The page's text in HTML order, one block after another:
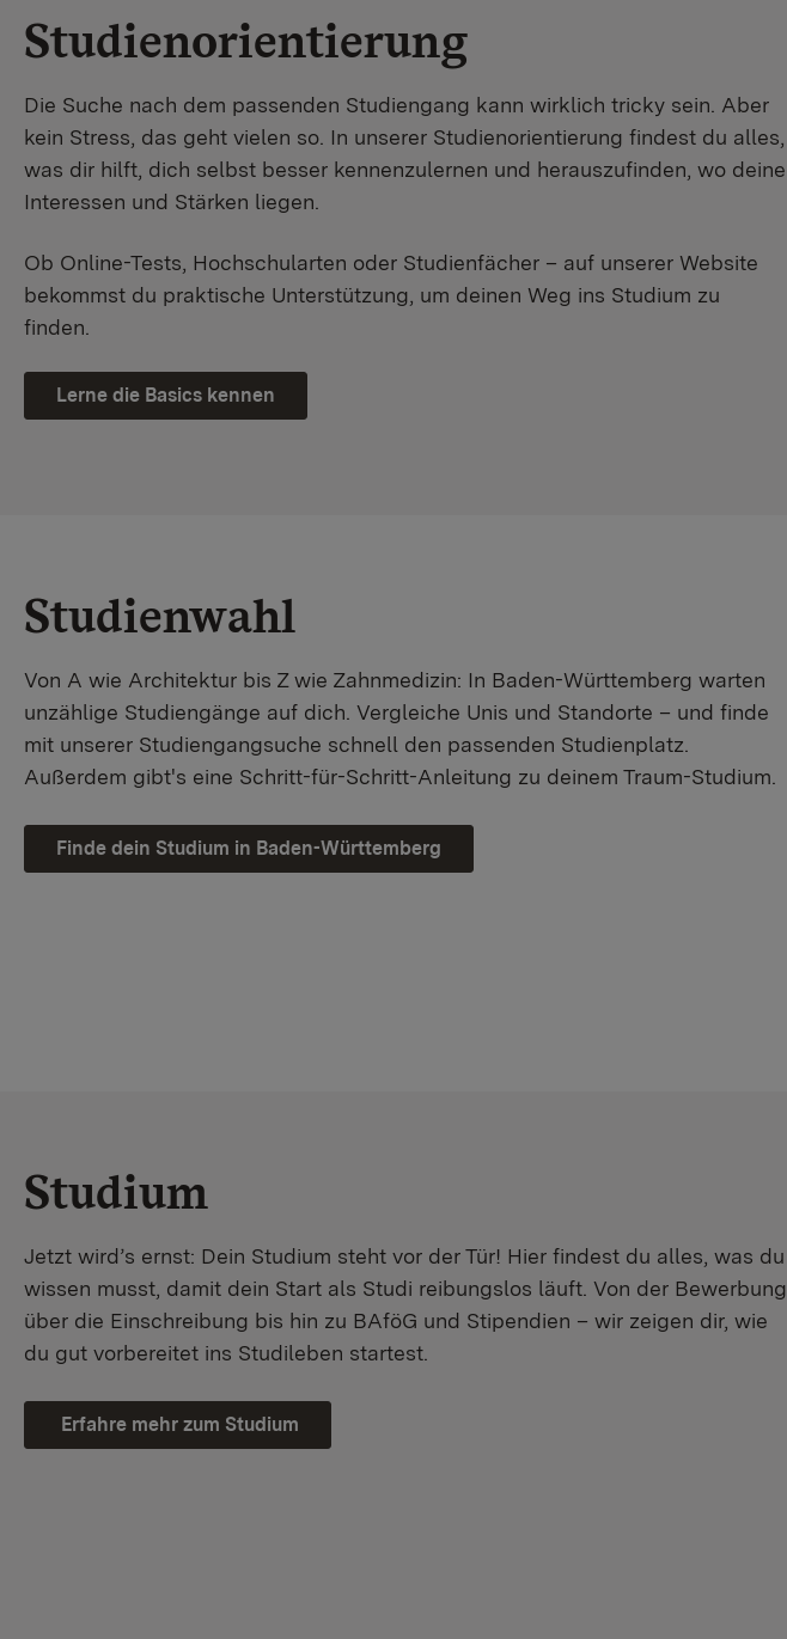
Studienorientierung
Die Suche nach dem passenden Studiengang kann wirklich tricky sein. Aber
kein Stress, das geht vielen so. In unserer Studienorientierung findest du alles,
was dir hilft, dich selbst besser kennenzulernen und herauszufinden, wo deine
Interessen und Stärken liegen.
Ob Online-Tests, Hochschularten oder Studienfächer – auf unserer Website
bekommst du praktische Unterstützung, um deinen Weg ins Studium zu
finden.
Lerne die Basics kennen
Studienwahl
Von A wie Architektur bis Z wie Zahnmedizin: In Baden-Württemberg warten
unzählige Studiengänge auf dich. Vergleiche Unis und Standorte – und finde
mit unserer Studiengangsuche schnell den passenden Studienplatz.
Außerdem gibt's eine Schritt-für-Schritt-Anleitung zu deinem Traum-Studium.
Finde dein Studium in Baden-Württemberg
Studium
Jetzt wird’s ernst: Dein Studium steht vor der Tür! Hier findest du alles, was du
wissen musst, damit dein Start als Studi reibungslos läuft. Von der Bewerbung
über die Einschreibung bis hin zu BAföG und Stipendien – wir zeigen dir, wie
du gut vorbereitet ins Studileben startest.
Erfahre mehr zum Studium